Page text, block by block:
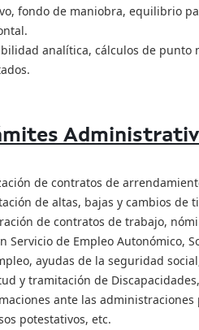
fondo de maniobra, equilibrio
analítica, cálculos de
de contratos de
de altas, bajas y cambios de
de contratos de trabajo,
Servicio de Empleo Autonómico,
ayudas de la seguridad
y tramitación de
ante las
potestativos, etc.